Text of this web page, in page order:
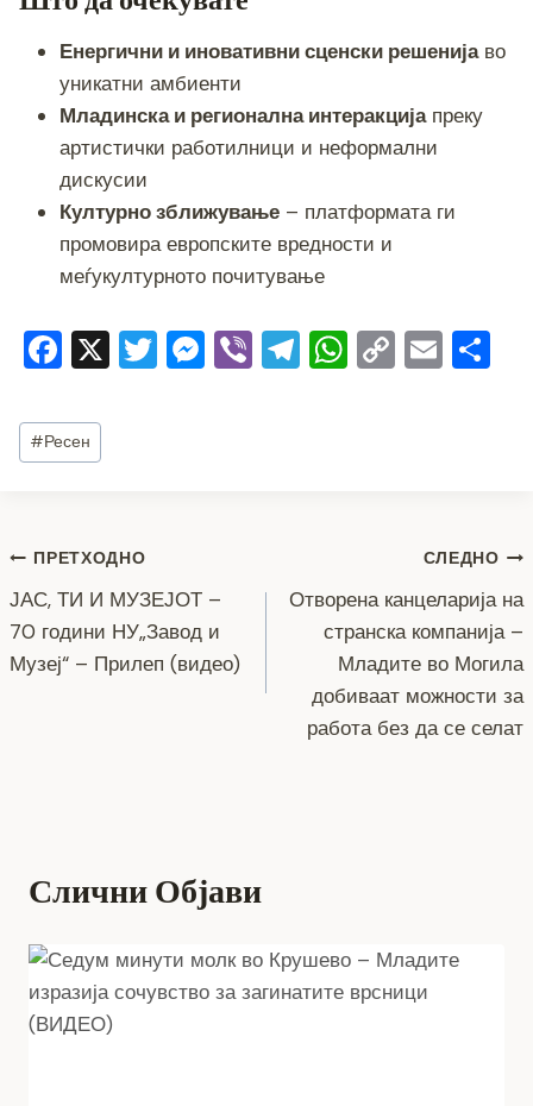
Енергични и иновативни сценски решенијаво
уникатни амбиенти
Младинска и регионална интеракцијапреку
артистички работилници и неформални
дискусии
Културно зближување – платформата ги
промовира европските вредности и
меѓукултурното почитување
F
c
e
o
o
k
X T M Vi T W C E
Post
Tags:
#Ресен
Навигација
на
напис
ПРЕТХОДНО
ЈАС, ТИ И МУЗЕЈОТ –
70 години НУ„Завод и
Музеј“ – Прилеп (видео)
СЛЕДНО
Отворена канцеларија на
странска компанија –
Младите во Могила
добиваат можности за
работа без да се селат
Слични Објави